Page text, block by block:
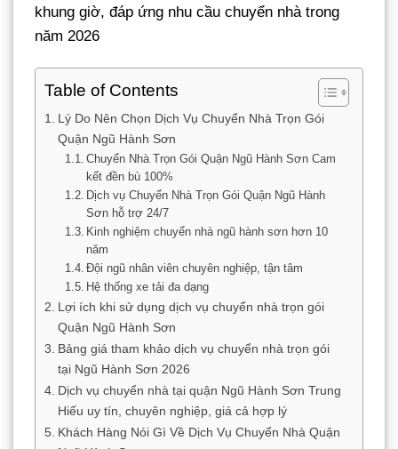
khung giờ, đáp ứng nhu cầu chuyển nhà trong
năm 2026
Table of Contents
Lý Do Nên Chọn Dịch Vụ Chuyển Nhà Trọn Gói
Quận Ngũ Hành Sơn
Chuyển Nhà Trọn Gói Quận Ngũ Hành Sơn Cam
kết đền bù 100%
Dịch vụ Chuyển Nhà Trọn Gói Quận Ngũ Hành
Sơn hỗ trợ 24/7
Kinh nghiệm chuyển nhà ngũ hành sơn hơn 10
năm
Đội ngũ nhân viên chuyên nghiệp, tận tâm
Hệ thống xe tải đa dạng
Lợi ích khi sử dụng dịch vụ chuyển nhà trọn gói
Quận Ngũ Hành Sơn
Bảng giá tham khảo dịch vụ chuyển nhà trọn gói
tại Ngũ Hành Sơn 2026
Dịch vụ chuyển nhà tại quận Ngũ Hành Sơn Trung
Hiếu uy tín, chuyên nghiệp, giá cả hợp lý
Khách Hàng Nói Gì Về Dịch Vụ Chuyển Nhà Quận